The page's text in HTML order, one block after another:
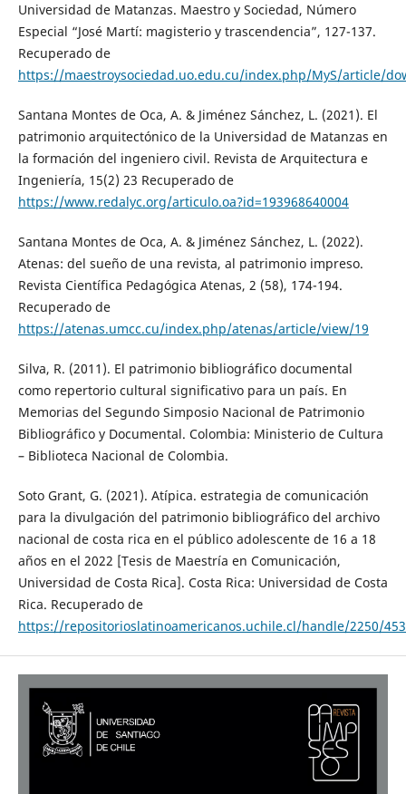
Universidad de Matanzas. Maestro y Sociedad, Número
Especial “José Martí: magisterio y trascendencia”, 127-137.
Recuperado de
https://maestroysociedad.uo.edu.cu/index.php/MyS/article/
Santana Montes de Oca, A. & Jiménez Sánchez, L. (2021). El
patrimonio arquitectónico de la Universidad de Matanzas en
la formación del ingeniero civil. Revista de Arquitectura e
Ingeniería, 15(2) 23 Recuperado de
https://www.redalyc.org/articulo.oa?id=193968640004
Santana Montes de Oca, A. & Jiménez Sánchez, L. (2022).
Atenas: del sueño de una revista, al patrimonio impreso.
Revista Científica Pedagógica Atenas, 2 (58), 174-194.
Recuperado de
https://atenas.umcc.cu/index.php/atenas/article/view/19
Silva, R. (2011). El patrimonio bibliográfico documental
como repertorio cultural significativo para un país. En
Memorias del Segundo Simposio Nacional de Patrimonio
Bibliográfico y Documental. Colombia: Ministerio de Cultura
– Biblioteca Nacional de Colombia.
Soto Grant, G. (2021). Atípica. estrategia de comunicación
para la divulgación del patrimonio bibliográfico del archivo
nacional de costa rica en el público adolescente de 16 a 18
años en el 2022 [Tesis de Maestría en Comunicación,
Universidad de Costa Rica]. Costa Rica: Universidad de Costa
Rica. Recuperado de
https://repositorioslatinoamericanos.uchile.cl/handle/2250/